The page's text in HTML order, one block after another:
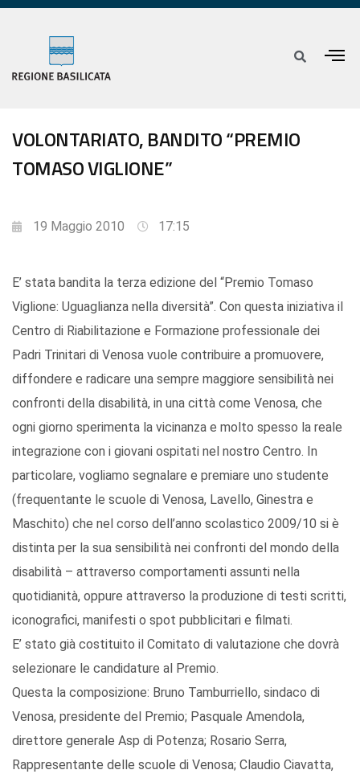
VOLONTARIATO, BANDITO “PREMIO
TOMASO VIGLIONE”
19 Maggio 2010 17:15
E’ stata bandita la terza edizione del “Premio Tomaso
Viglione: Uguaglianza nella diversità”. Con questa iniziativa il
Centro di Riabilitazione e Formazione professionale dei
Padri Trinitari di Venosa vuole contribuire a promuovere,
diffondere e radicare una sempre maggiore sensibilità nei
confronti della disabilità, in una città come Venosa, che
ogni giorno sperimenta la vicinanza e molto spesso la reale
integrazione con i giovani ospitati nel nostro Centro. In
particolare, vogliamo segnalare e premiare uno studente
(frequentante le scuole di Venosa, Lavello, Ginestra e
Maschito) che nel corso dell’anno scolastico 2009/10 si è
distinta per la sua sensibilità nei confronti del mondo della
disabilità – attraverso comportamenti assunti nella
quotidianità, oppure attraverso la produzione di testi scritti,
iconografici, manifesti o spot pubblicitari e filmati.
E’ stato già costituito il Comitato di valutazione che dovrà
selezionare le candidature al Premio.
Questa la composizione: Bruno Tamburriello, sindaco di
Venosa, presidente del Premio; Pasquale Amendola,
direttore generale Asp di Potenza; Rosario Serra,
Rappresentante delle scuole di Venosa; Claudio Ciavatta,